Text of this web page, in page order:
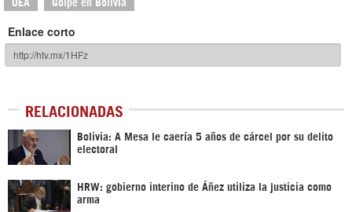
OEA Golpe en Bolivia
Enlace corto
RELACIONADAS
Bolivia: A Mesa le caería 5 años de cárcel por su delito
electoral
HRW: gobierno interino de Áñez utiliza la justicia como
arma